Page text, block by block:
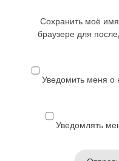
Сохранить моё
браузере для
Уведомить меня о
Уведомлять